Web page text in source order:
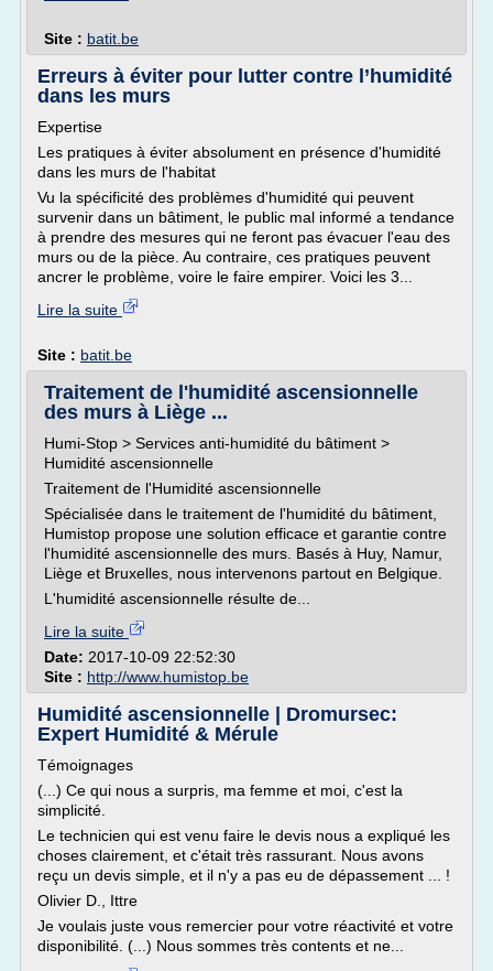
Site : batit.be
Erreurs à éviter pour lutter contre l’humidité
dans les murs
Expertise
Les pratiques à éviter absolument en présence d'humidité
dans les murs de l'habitat
Vu la spécificité des problèmes d'humidité qui peuvent
survenir dans un bâtiment, le public mal informé a tendance
à prendre des mesures qui ne feront pas évacuer l'eau des
murs ou de la pièce. Au contraire, ces pratiques peuvent
ancrer le problème, voire le faire empirer. Voici les 3...
Lire la suite
Site : batit.be
Traitement de l'humidité ascensionnelle
des murs à Liège ...
Humi-Stop > Services anti-humidité du bâtiment >
Humidité ascensionnelle
Traitement de l'Humidité ascensionnelle
Spécialisée dans le traitement de l'humidité du bâtiment,
Humistop propose une solution efficace et garantie contre
l'humidité ascensionnelle des murs. Basés à Huy, Namur,
Liège et Bruxelles, nous intervenons partout en Belgique.
L'humidité ascensionnelle résulte de...
Lire la suite
Date: 2017-10-09 22:52:30
Site : http://www.humistop.be
Humidité ascensionnelle | Dromursec:
Expert Humidité & Mérule
Témoignages
(...) Ce qui nous a surpris, ma femme et moi, c'est la
simplicité.
Le technicien qui est venu faire le devis nous a expliqué les
choses clairement, et c'était très rassurant. Nous avons
reçu un devis simple, et il n'y a pas eu de dépassement ... !
Olivier D., Ittre
Je voulais juste vous remercier pour votre réactivité et votre
disponibilité. (...) Nous sommes très contents et ne...